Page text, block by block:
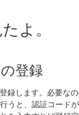
よ。
登録
録します。必要なの
うと、認証コードが